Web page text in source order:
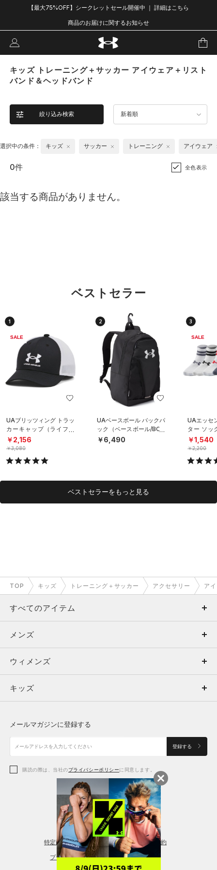
【最大75%OFF】シークレットセール開催中 ｜ 詳細はこちら
商品のお届けに関するお知らせ
キッズ トレーニング＋サッカー アイウェア＋リスト
バンド＆ヘッドバンド
絞り込み検索 新着順
選択中の条件： キッズ サッカー トレーニング アイウェア
0件 全色表示
該当する商品がありません。
ベストセラー
1
SALE
UAブリッツィング トラッ
カーキャップ（ライフス
タイル/BOYS）
￥2,156
￥3,080
2
UAベースボール バックパ
ック（ベースボール/BOY
S）
￥6,490
3
SALE
UAエッセ
ター ソッ
ト）（ラ
DS）
￥1,540
￥2,200
ベストセラーをもっと見る
TOP キッズ トレーニング＋サッカー アクセサリー ア
すべてのアイテム
メンズ
ウィメンズ
キッズ
アクセサリー
メンズ
トップス
ボトムス
アクセサリー
ウィメンズ
トップス
シューズ
アクセサリー
レギンス＆タイツ
キッズ
シューズ
メールマガジンに登録する
登録する
購読の際は、当社のプライバシーポリシーに同意します。
特定商取引法に基づく通販の表記 会員規約
プライバシーポリシー